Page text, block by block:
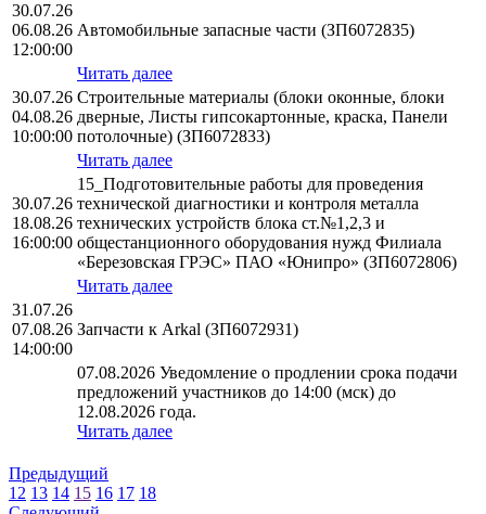
30.07.26
06.08.26
12:00:00
Автомобильные запасные части (ЗП6072835)
Читать далее
30.07.26
04.08.26
10:00:00
Строительные материалы (блоки оконные, блоки
дверные, Листы гипсокартонные, краска, Панели
потолочные) (ЗП6072833)
Читать далее
30.07.26
18.08.26
16:00:00
15_Подготовительные работы для проведения
технической диагностики и контроля металла
технических устройств блока ст.№1,2,3 и
общестанционного оборудования нужд Филиала
«Березовская ГРЭС» ПАО «Юнипро» (ЗП6072806)
Читать далее
31.07.26
07.08.26
14:00:00
Запчасти к Arkal (ЗП6072931)
07.08.2026 Уведомление о продлении срока подачи
предложений участников до 14:00 (мск) до
12.08.2026 года.
Читать далее
Предыдущий
12 13 14 15 16 17 18